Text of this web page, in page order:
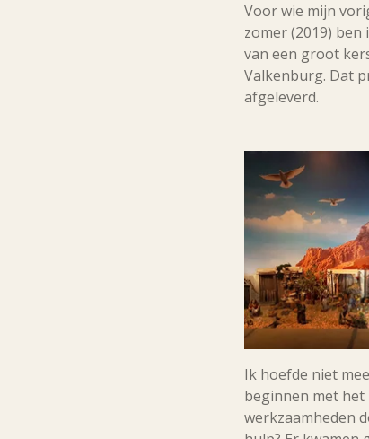
Voor wie mijn
zomer (2019)
van een groot
Valkenburg. Dat
afgeleverd.
Ik hoefde niet
beginnen met het
werkzaamheden